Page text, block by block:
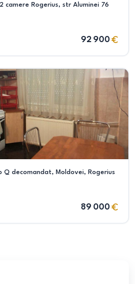
camere Rogerius, str Aluminei 76
92 900
decomandat, Moldovei, Rogerius
89 000